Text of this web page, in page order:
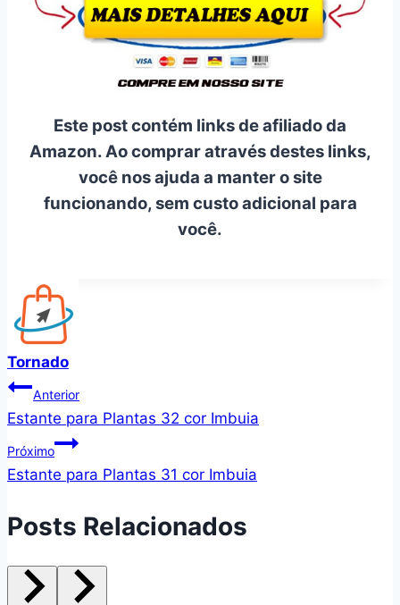
Este post contém links de afiliado da
Amazon. Ao comprar através destes links,
você nos ajuda a manter o site
funcionando, sem custo adicional para
você.
Tornado
Navegação
de
Post
Anterior
Estante para Plantas 32 cor Imbuia
Próximo
Estante para Plantas 31 cor Imbuia
Posts Relacionados